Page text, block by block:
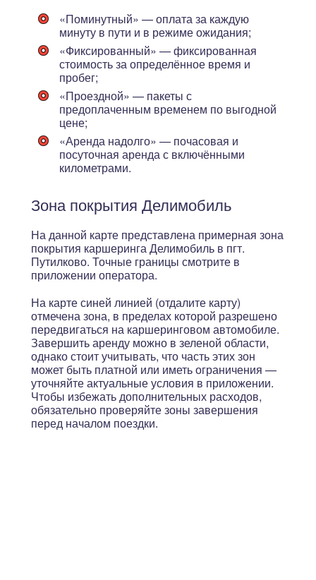
«Поминутный» — оплата за каждую
минуту в пути и в режиме ожидания;
«Фиксированный» — фиксированная
стоимость за определённое время и
пробег;
«Проездной» — пакеты с
предоплаченным временем по выгодной
цене;
«Аренда надолго» — почасовая и
посуточная аренда с включёнными
километрами.
Зона покрытия Делимобиль
На данной карте представлена примерная зона
покрытия каршеринга Делимобиль в пгт.
Путилково. Точные границы смотрите в
приложении оператора.
На карте синей линией (отдалите карту)
отмечена зона, в пределах которой разрешено
передвигаться на каршеринговом автомобиле.
Завершить аренду можно в зеленой области,
однако стоит учитывать, что часть этих зон
может быть платной или иметь ограничения —
уточняйте актуальные условия в приложении.
Чтобы избежать дополнительных расходов,
обязательно проверяйте зоны завершения
перед началом поездки.